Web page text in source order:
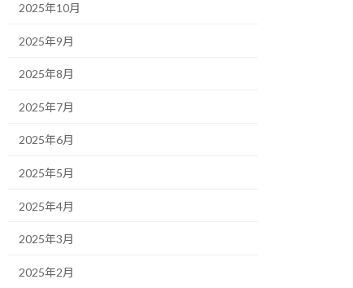
2025年10月
2025年9月
2025年8月
2025年7月
2025年6月
2025年5月
2025年4月
2025年3月
2025年2月